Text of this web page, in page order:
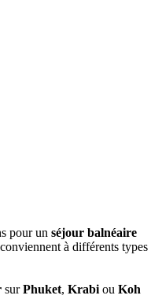
pour un séjour‎ balnéaire
à différents types
surPhuket, Krabi ou‎ Koh